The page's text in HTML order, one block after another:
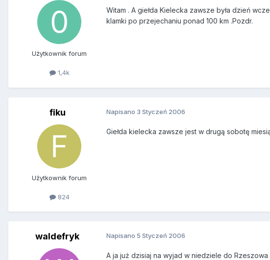
Użytkownik forum
1,4k
Witam . A giełda Kielecka zawsze była dzień
klamki po przejechaniu ponad 100 km .Pozdr.
fiku
Użytkownik forum
824
Napisano 3 Styczeń 2006
Giełda kielecka zawsze jest w drugą sobotę
waldefryk Napisano 5 Styczeń 2006
A ja już dzisiaj na wyjad w niedziele do Rzeszowa